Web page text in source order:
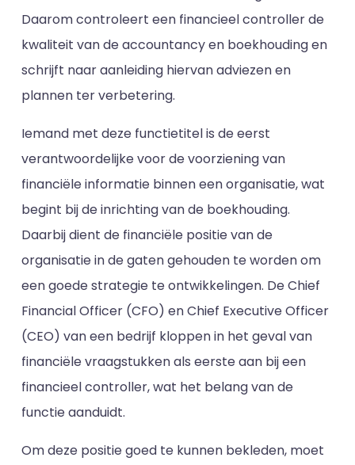
Daarom controleert een financieel controller de
kwaliteit van de accountancy en boekhouding en
schrijft naar aanleiding hiervan adviezen en
plannen ter verbetering.
Iemand met deze functietitel is de eerst
verantwoordelijke voor de voorziening van
financiële informatie binnen een organisatie, wat
begint bij de inrichting van de boekhouding.
Daarbij dient de financiële positie van de
organisatie in de gaten gehouden te worden om
een goede strategie te ontwikkelingen. De Chief
Financial Officer (CFO) en Chief Executive Officer
(CEO) van een bedrijf kloppen in het geval van
financiële vraagstukken als eerste aan bij een
financieel controller, wat het belang van de
functie aanduidt.
Om deze positie goed te kunnen bekleden, moet